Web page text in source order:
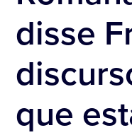
disse
que